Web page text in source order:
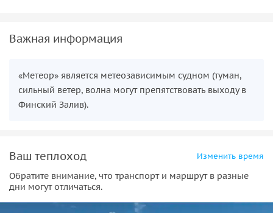
Важная информация
«Метеор» является метеозависимым судном (туман,
сильный ветер, волна могут препятствовать выходу в
Финский Залив).
Ваш теплоход Изменить время
Обратите внимание, что транспорт и маршрут в разные
дни могут отличаться.